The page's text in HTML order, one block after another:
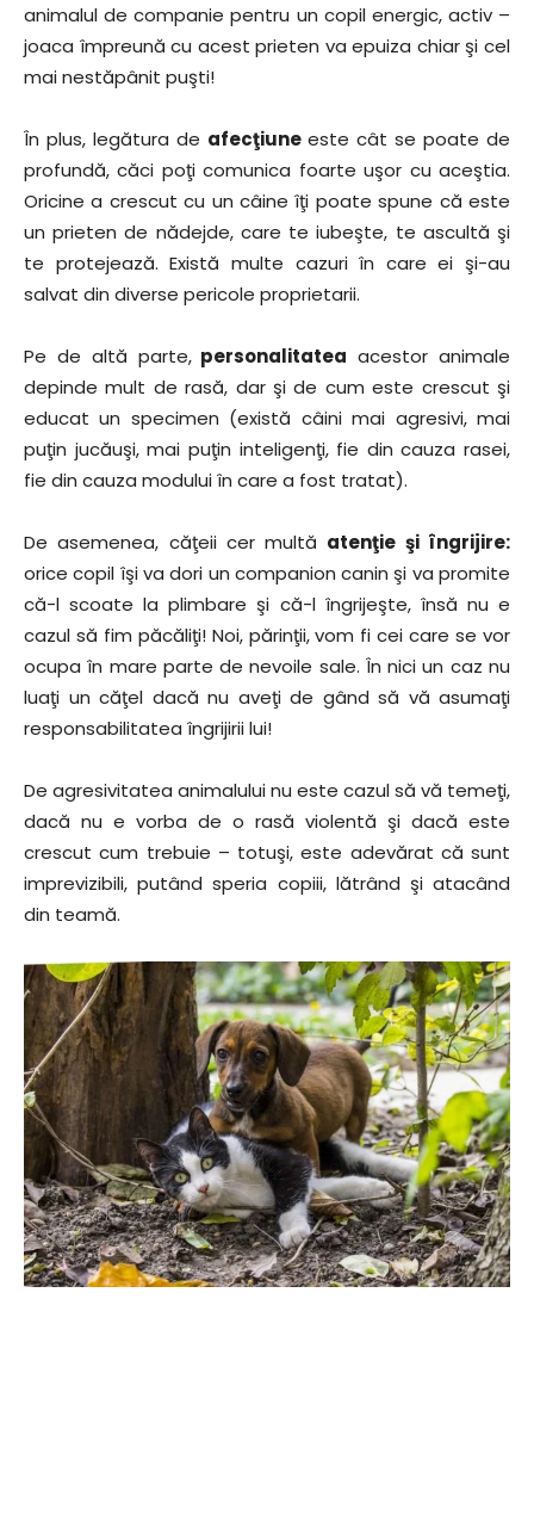
animalul de companie pentru un copil energic, activ –
joaca împreună cu acest prieten va epuiza chiar şi cel
mai nestăpânit puşti!
În plus, legătura de afecţiuneeste cât se poate de
profundă, căci poţi comunica foarte uşor cu aceştia.
Oricine a crescut cu un câine îţi poate spune că este
un prieten de nădejde, care te iubeşte, te ascultă şi
te protejează. Există multe cazuri în care ei şi-au
salvat din diverse pericole proprietarii.
Pe de altă parte,personalitatea acestor animale
depinde mult de rasă, dar şi de cum este crescut şi
educat un specimen (există câini mai agresivi, mai
puţin jucăuşi, mai puţin inteligenţi, fie din cauza rasei,
fie din cauza modului în care a fost tratat).
De asemenea, căţeii cer multă atenţie şi îngrijire:
orice copil îşi va dori un companion canin şi va promite
că-l scoate la plimbare şi că-l îngrijeşte, însă nu e
cazul să fim păcăliţi! Noi, părinţii, vom fi cei care se vor
ocupa în mare parte de nevoile sale. În nici un caz nu
luaţi un căţel dacă nu aveţi de gând să vă asumaţi
responsabilitatea îngrijirii lui!
De agresivitatea animalului nu este cazul să vă temeţi,
dacă nu e vorba de o rasă violentă şi dacă este
crescut cum trebuie – totuşi, este adevărat că sunt
imprevizibili, putând speria copiii, lătrând şi atacând
din teamă.